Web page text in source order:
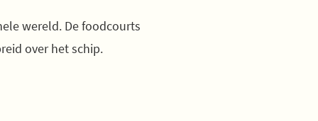
wereld. De foodcourts
over het schip.